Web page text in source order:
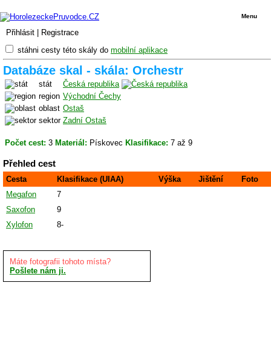
Přihlásit Registrace
Menu
stáhni cesty této skály do mobilní aplikace
Databáze skal - skála: Orchestr
stát
Česká republika
region Východní Čechy
oblast Ostaš
sektor Zadní Ostaš
Počet cest: 3 Materiál: Pískovec Klasifikace: 7 až 9
Přehled cest
Cesta Klasifikace (UIAA) Výška Jištění
Foto
Megafon
7
Saxofon
9
Xylofon
8-
Máte fotografii tohoto místa?
Pošlete nám ji.